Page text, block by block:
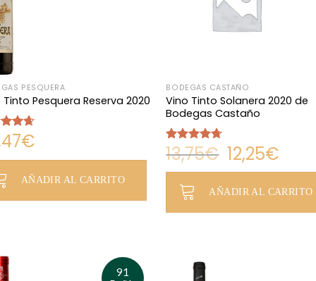
PESQUERA
Tinto Pesquera Reserva 2020
4.67 €
AÑADIR AL CARRITO
BODEGAS CASTAÑO
Vino Tinto Solanera 2020 de
Bodegas Castaño
Valorado
con4.67
de 5
13,75€ El
precio
13,75€.
12,25€El
precio
12,25€.
El
precio
original
El
precio
actual
AÑADIR AL CARRITO
91